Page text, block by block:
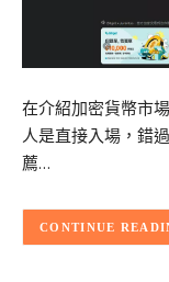
在介紹加密貨幣市
人是直接入場，錯
薦…
CONTINUE